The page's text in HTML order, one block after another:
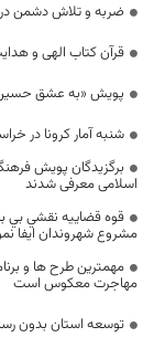
ضربه و تلاش دشمن
قرآن کتاب الهی و
پویش «به عشق
شنبه آمار کرونا در
برگزیدگان پویش
اسلامی معرفی شدند
قوه قضاییه نقشي بي
مشروع شهروندان ايفا
مهمترین طرح ها و
مهاجرت معکوس است
توسعه استان بدون